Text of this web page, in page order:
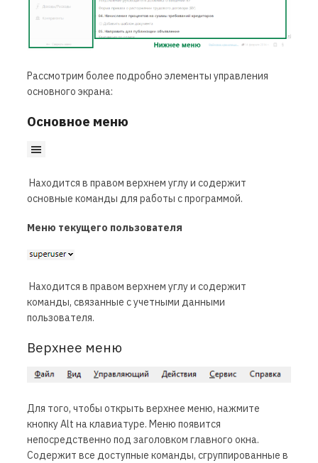
Рассмотрим более подробно элементы управления
основного экрана:
Основное меню
Находится в правом верхнем углу и содержит
основные команды для работы с программой.
Меню текущего пользователя
Находится в правом верхнем углу и содержит
команды, связанные c учетными данными
пользователя.
Верхнее меню
Для того, чтобы открыть верхнее меню, нажмите
кнопку Alt на клавиатуре. Меню появится
непосредственно под заголовком главного окна.
Содержит все доступные команды, сгруппированные в